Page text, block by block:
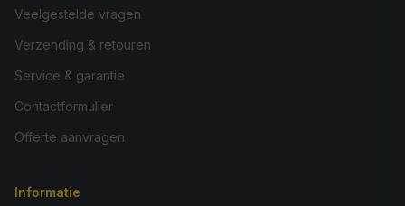
Veelgestelde vragen
Verzending & retouren
Service & garantie
Contactformulier
Offerte aanvragen
Informatie